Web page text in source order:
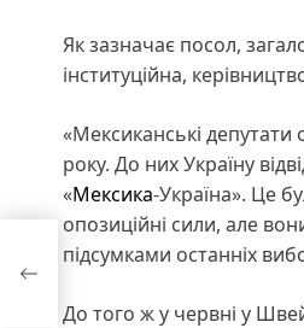
Як зазначає посол,
інституційна,
«Мексиканські депутати
року. До них Україну
«Мексика-Україна». Це
опозиційні сили, але
підсумками останніх
До того ж у червні у
РФ